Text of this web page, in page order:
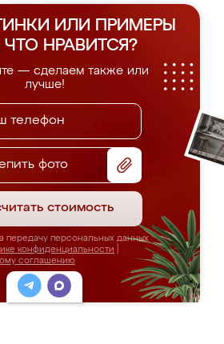
ИЛИ ПРИМЕРЫ
ЧТО НРАВИТСЯ?
— сделаем также или
лучше!
фото
стоимость
передачу персональных данных
конфиденциальности
соглашению